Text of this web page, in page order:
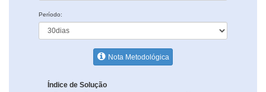
Período:
Nota Metodológica
Índice de Solução